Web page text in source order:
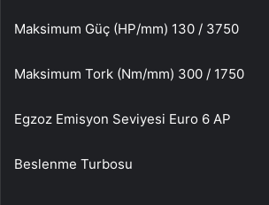
Maksimum Güç (HP/mm) 130 / 3750
Maksimum Tork (Nm/mm) 300 / 1750
Egzoz Emisyon Seviyesi Euro 6 AP
Beslenme Turbosu